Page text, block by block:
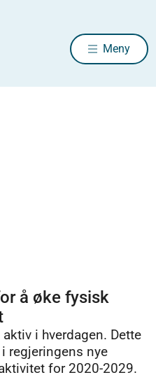
Meny
å øke fysisk
i hverdagen. Dette
regjeringens nye
for 2020-2029.